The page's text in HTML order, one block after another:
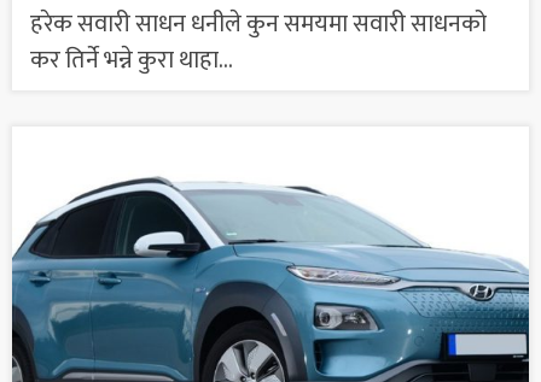
हरेक सवारी साधन धनीले कुन समयमा सवारी साधनको
कर तिर्ने भन्ने कुरा थाहा...